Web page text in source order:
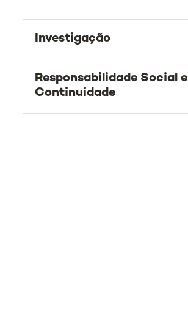
Investigação
Responsabilidade Social e
Continuidade